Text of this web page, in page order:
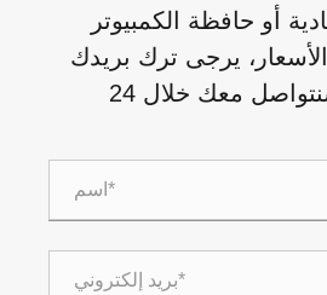
أو حافظة الكمبيوتر
يرجى ترك بريدك
الإلكتروني لنا وسنتواصل معك خلال 24